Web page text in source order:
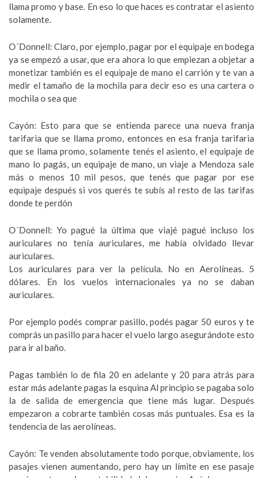
llama promo y base. En eso lo que haces es contratar el asiento
solamente.
O´Donnell: Claro, por ejemplo, pagar por el equipaje en bodega
ya se empezó a usar, que era ahora lo que empiezan a objetar a
monetizar también es el equipaje de mano el carrión y te van a
medir el tamaño de la mochila para decir eso es una cartera o
mochila o sea que
Cayón: Esto para que se entienda parece una nueva franja
tarifaria que se llama promo, entonces en esa franja tarifaria
que se llama promo, solamente tenés el asiento, el equipaje de
mano lo pagás, un equipaje de mano, un viaje a Mendoza sale
más o menos 10 mil pesos, que tenés que pagar por ese
equipaje después si vos querés te subís al resto de las tarifas
donde te perdón
O´Donnell: Yo pagué la última que viajé pagué incluso los
auriculares no tenía auriculares, me había olvidado llevar
auriculares.
Los auriculares para ver la película. No en Aerolíneas. 5
dólares. En los vuelos internacionales ya no se daban
auriculares.
Por ejemplo podés comprar pasillo, podés pagar 50 euros y te
comprás un pasillo para hacer el vuelo largo asegurándote esto
para ir al baño.
Pagas también lo de fila 20 en adelante y 20 para atrás para
estar más adelante pagas la esquina Al principio se pagaba solo
la de salida de emergencia que tiene más lugar. Después
empezaron a cobrarte también cosas más puntuales. Esa es la
tendencia de las aerolíneas.
Cayón: Te venden absolutamente todo porque, obviamente, los
pasajes vienen aumentando, pero hay un límite en ese pasaje